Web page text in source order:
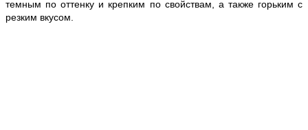
темным по оттенку и крепким по свойствам, а также горьким с
резким вкусом.